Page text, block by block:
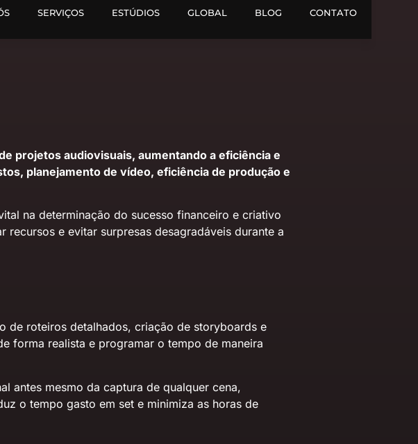
SERVIÇOS ESTÚDIOS GLOBAL BLOG CONTATO
projetos audiovisuais, aumentando a eficiência e
planejamento de vídeo, eficiência de produção e
na determinação do sucesso financeiro e criativo
e evitar surpresas desagradáveis durante a
de roteiros detalhados, criação de storyboards e
forma realista e programar o tempo de maneira
antes mesmo da captura de qualquer cena,
o tempo gasto em set e minimiza as horas de